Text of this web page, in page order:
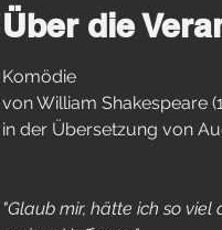
Über die
Komödie
von William Shakespeare
in der Übersetzung von
"Glaub mir, hätte ich so